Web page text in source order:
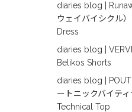
diaries blog |
ウェイバイシクル
Dress
diaries blog |
Belikos Shorts
diaries blog |
ートニックバイテ
Technical Top